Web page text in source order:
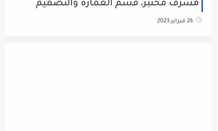
مشرف مختبر، قسم العمارة والتصميم
26 فبراير 2023